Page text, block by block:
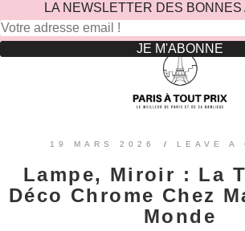
Rechercher :
Skip
OÙ MANGER DANS LE MARAIS ?
OÙ MANGER DANS PARIS 5 -ÈME ?
OÙ MANGER DANS LE 15ÈME ?
OÙ MANGER DANS PARIS 17ÈME ?
?
SORTIES ENFANTS
PARCS ATTRACTION BANLIEUE
19 MARS 2026 / LEAVE A
Lampe, Miroir : La
Déco Chrome Chez
Monde
LA NEWSLETTER DES